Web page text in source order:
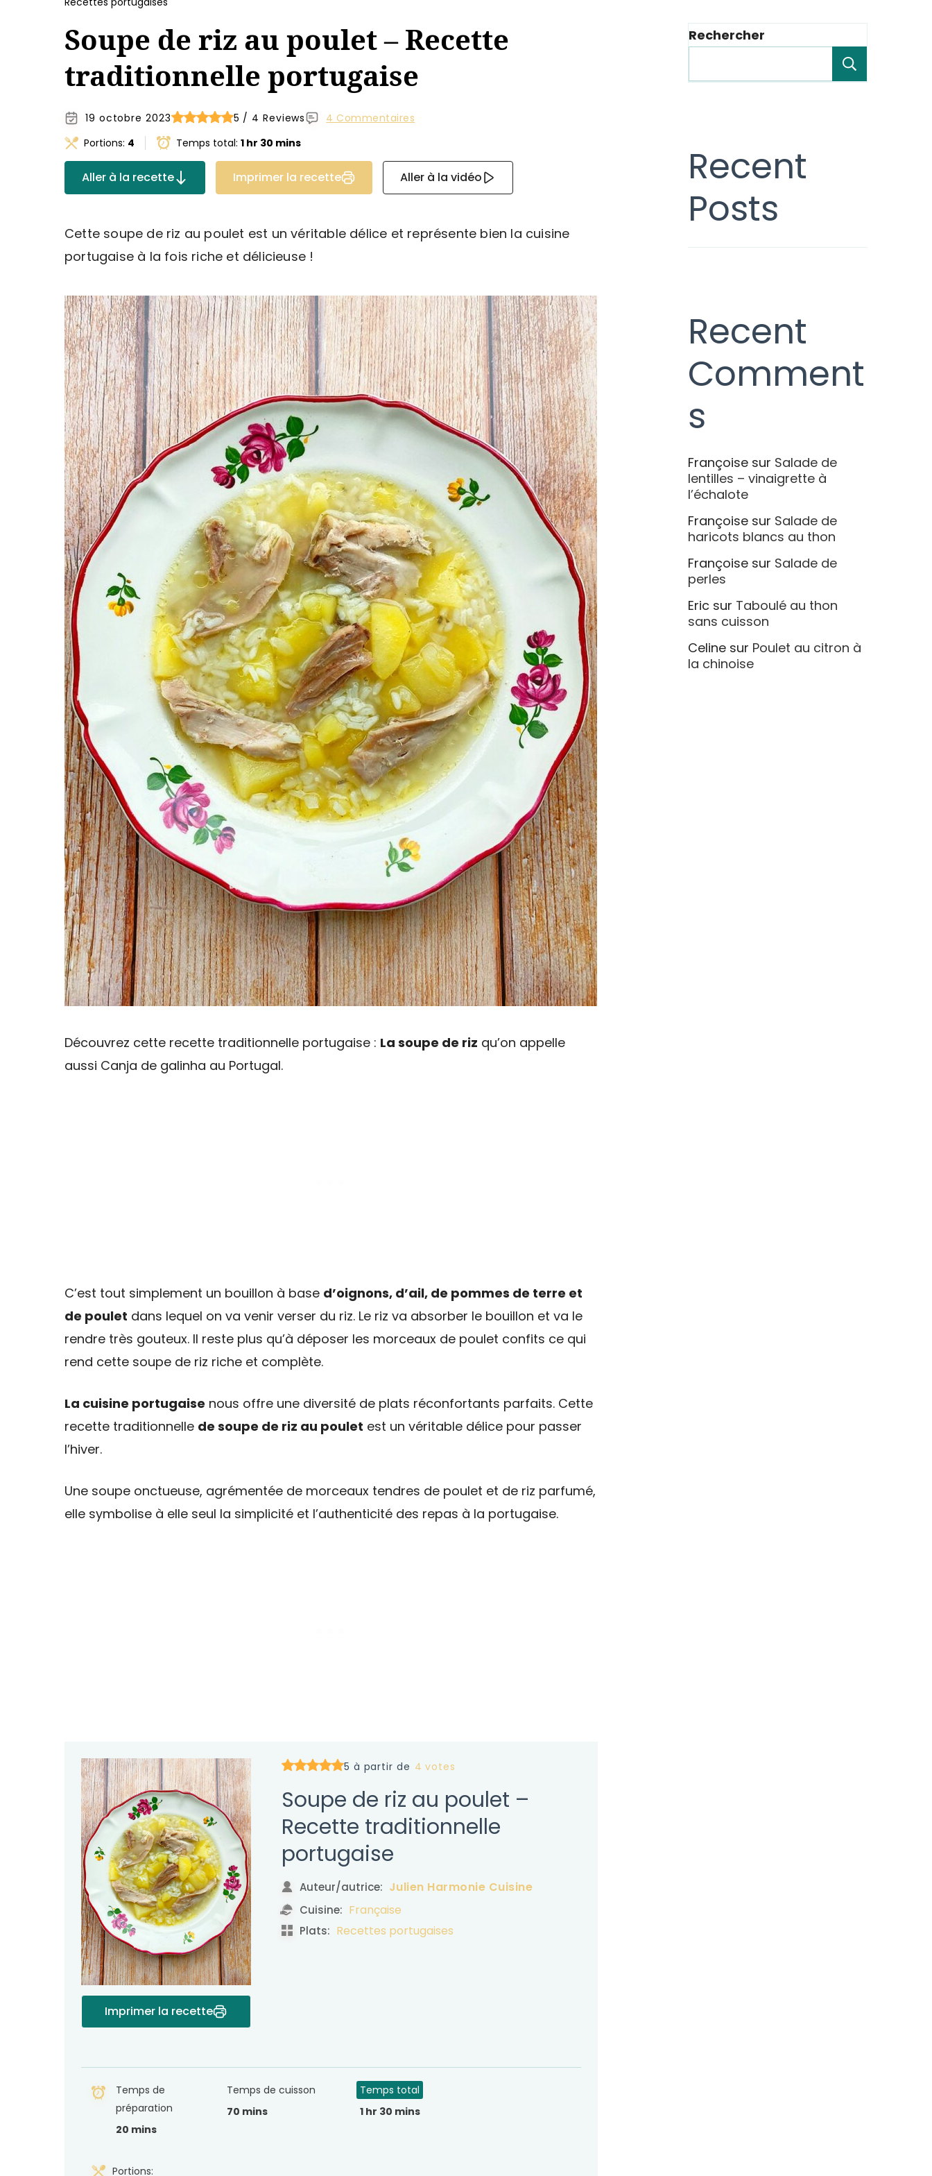
Soupe de riz au poulet – Recette
traditionnelle portugaise
19 octobre 2023 5 / 4 Reviews
4 Commentaires
Portions: 4 Temps total: 1 hr 30 mins
Aller à la recette Imprimer la recette Aller à la vidéo
Cette soupe de riz au poulet est un véritable délice et représente bien la cuisine
portugaise à la fois riche et délicieuse !
Découvrez cette recette traditionnelle portugaise : La soupe de riz qu’on appelle
aussi Canja de galinha au Portugal.
C’est tout simplement un bouillon à base d’oignons, d’ail, de pommes de terre et
de poulet dans lequel on va venir verser du riz. Le riz va absorber le bouillon et va le
rendre très gouteux. Il reste plus qu’à déposer les morceaux de poulet confits ce qui
rend cette soupe de riz riche et complète.
La cuisine portugaise nous offre une diversité de plats réconfortants parfaits. Cette
recette traditionnelle de soupe de riz au poulet est un véritable délice pour passer
l’hiver.
Une soupe onctueuse, agrémentée de morceaux tendres de poulet et de riz parfumé,
elle symbolise à elle seul la simplicité et l’authenticité des repas à la portugaise.
Imprimer la recette
5 à partir de 4 votes
Soupe de riz au poulet –
Recette traditionnelle
portugaise
Auteur/autrice: Julien Harmonie Cuisine
Cuisine: Française
Plats: Recettes portugaises
Temps de
préparation
20 mins
Temps de cuisson
70 mins
Temps total
1 hr 30 mins
Portions:
Rechercher
Recent
Posts
Recent
Comment
s
Françoisesur Salade de
lentilles – vinaigrette à
l’échalote
Françoisesur Salade de
haricots blancs au thon
Françoisesur Salade de
perles
Eric sur Taboulé au thon
sans cuisson
Celinesur Poulet au citron à
la chinoise